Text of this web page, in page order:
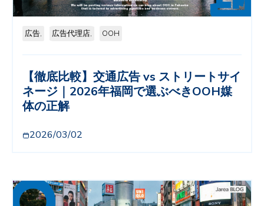
広告, 広告代理店, OOH
【徹底比較】交通広告 vs ストリートサイ
ネージ｜2026年福岡で選ぶべきOOH媒
体の正解
2026/03/02